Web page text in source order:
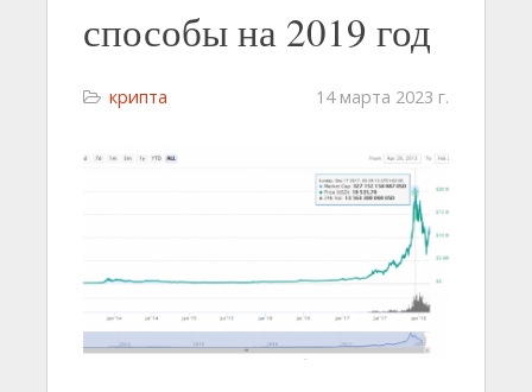
способы на 2019 год
крипта 14 марта 2023 г.